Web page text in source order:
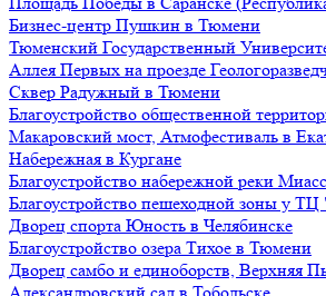
Бизнес-центр Пушкин в Тюмени
Тюменский Государственный
Аллея Первых на проезде
Сквер Радужный в Тюмени
Благоустройство общественной
Макаровский мост, Атмофестиваль в
Набережная в Кургане
Благоустройство набережной реки Миасс
Благоустройство пешеходной зоны у
Дворец спорта Юность в Челябинске
Благоустройство озера Тихое в Тюмени
Дворец самбо и единоборств, Верхняя